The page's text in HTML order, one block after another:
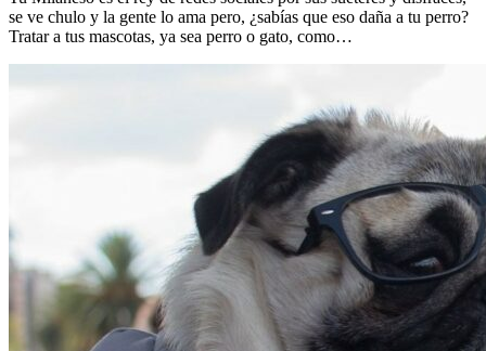
se ve chulo y la gente lo ama pero, ¿sabías que eso daña a tu perro?
Tratar a tus mascotas, ya sea perro o gato, como…